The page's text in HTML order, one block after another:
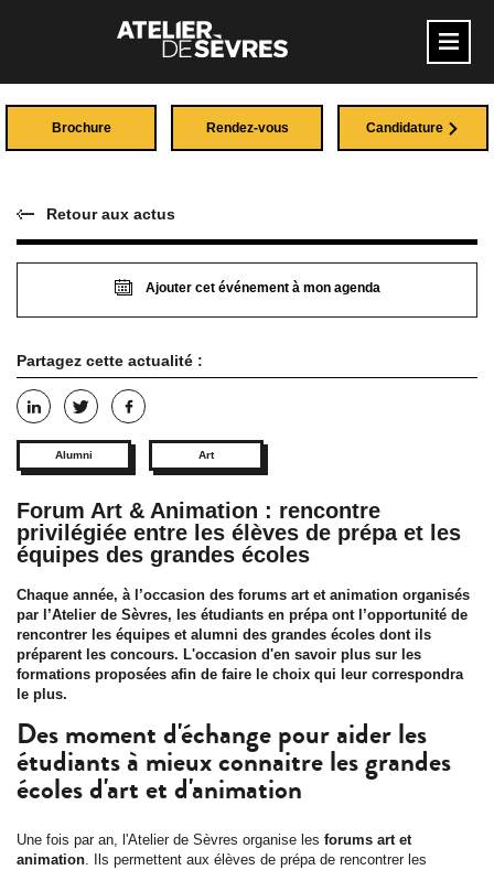
Brochure Rendez-vous Candidature
Retour aux actus
Ajouter cet événement à mon agenda
Partagez cette actualité :
Alumni Art
Forum Art & Animation : rencontre
privilégiée entre les élèves de prépa et les
équipes des grandes écoles
Chaque année, à l’occasion des forums art et animation organisés
par l’Atelier de Sèvres, les étudiants en prépa ont l’opportunité de
rencontrer les équipes et alumni des grandes écoles dont ils
préparent les concours. L'occasion d'en savoir plus sur les
formations proposées afin de faire le choix qui leur correspondra
le plus.
Des moment d'échange pour aider les
étudiants à mieux connaitre les grandes
écoles d'art et d'animation
Une fois par an, l'Atelier de Sèvres organise les forums art et
animation. Ils permettent aux élèves de prépa de rencontrer les